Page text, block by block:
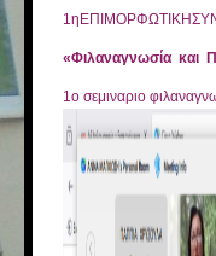
«Φιλαναγνωσία και
1ο σεμιναριο